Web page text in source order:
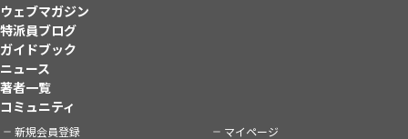
ウェブマガジン
特派員ブログ
ガイドブック
ニュース
著者一覧
コミュニティ
新規会員登録 マイページ